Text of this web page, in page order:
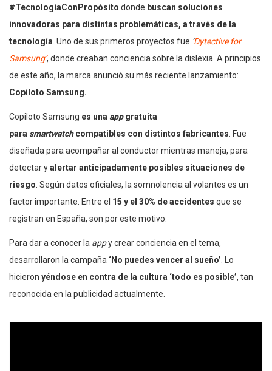
#TecnologíaConPropósito donde buscan soluciones
innovadoras para distintas problemáticas, a través de la
tecnología. Uno de sus primeros proyectos fue ‘Dytective for
Samsung’, donde creaban conciencia sobre la dislexia. A principios
de este año, la marca anunció su más reciente lanzamiento:
Copiloto Samsung.
Copiloto Samsung es una appgratuita
para smartwatchcompatibles con distintos fabricantes. Fue
diseñada para acompañar al conductor mientras maneja, para
detectar yalertar anticipadamente posibles situaciones de
riesgo. Según datos oficiales, la somnolencia al volantes es un
factor importante. Entre el 15 y el 30% de accidentes que se
registran en España, son por este motivo.
Para dar a conocer la appy crear conciencia en el tema,
desarrollaron la campaña ‘No puedes vencer al sueño’. Lo
hicieron yéndose en contra de la cultura ‘todo es posible’, tan
reconocida en la publicidad actualmente.